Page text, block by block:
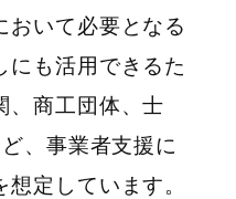
おいて必要となる
にも活用できるた
、商工団体、士
、事業者支援に
定しています。